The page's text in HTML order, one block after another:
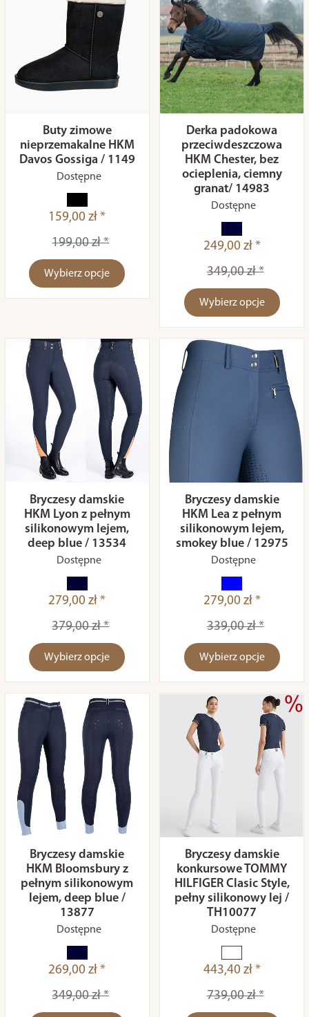
Buty zimowe
nieprzemakalne HKM
Davos Gossiga / 1149
Dostępne
159,00 zł *
199,00 zł *
Wybierz opcje
Derka padokowa
przeciwdeszczowa
HKM Chester, bez
ocieplenia, ciemny
granat/ 14983
Dostępne
249,00 zł *
349,00 zł *
Wybierz opcje
Bryczesy damskie
HKM Lyon z pełnym
silikonowym lejem,
deep blue / 13534
Dostępne
279,00 zł *
379,00 zł *
Wybierz opcje
Bryczesy damskie
HKM Lea z pełnym
silikonowym lejem,
smokey blue / 12975
Dostępne
279,00 zł *
339,00 zł *
Wybierz opcje
Bryczesy damskie
HKM Bloomsbury z
pełnym silikonowym
lejem, deep blue /
13877
Dostępne
269,00 zł *
349,00 zł *
Bryczesy damskie
konkursowe TOMMY
HILFIGER Clasic Style,
pełny silikonowy lej /
TH10077
Dostępne
443,40 zł *
739,00 zł *